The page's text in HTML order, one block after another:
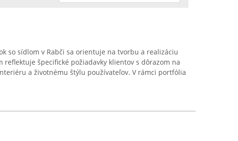
so sídlom v Rabči sa orientuje na tvorbu a realizáciu
reflektuje špecifické požiadavky klientov s dôrazom na
a životnému štýlu používateľov. V rámci portfólia